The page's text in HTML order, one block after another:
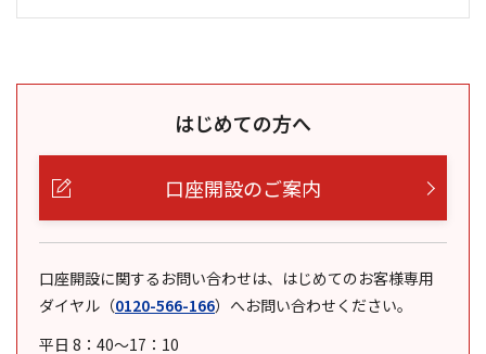
はじめての方へ
口座開設のご案内
口座開設に関するお問い合わせは、はじめてのお客様専用
ダイヤル （0120-566-166） へお問い合わせください。
平日 8：40～17：10